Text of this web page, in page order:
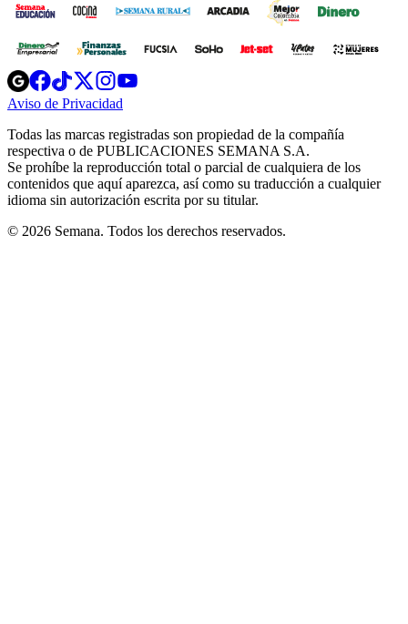
Opens
in
new
Opens
in
new
Opens
in
new
window
Opens
new
windowwindow
Aviso de Privacidad
new
window
Todas las marcas registradas son propiedad de la compañía
respectiva o de PUBLICACIONES SEMANA S.A.
Se prohíbe la reproducción total o parcial de cualquiera de los
contenidos que aquí aparezca, así como su traducción a cualquier
idioma sin autorización escrita por su titular.
© 2026 Semana. Todos los derechos reservados.